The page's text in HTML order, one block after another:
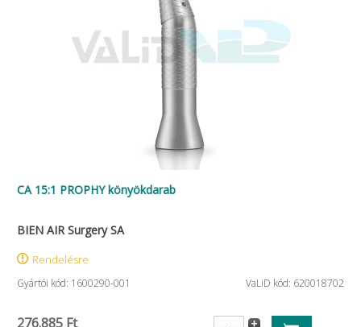
CA 15:1 PROPHY könyökdarab
BIEN AIR Surgery SA
Rendelésre
Gyártói kód: 1600290-001 VaLiD kód: 620018702
276.885 Ft